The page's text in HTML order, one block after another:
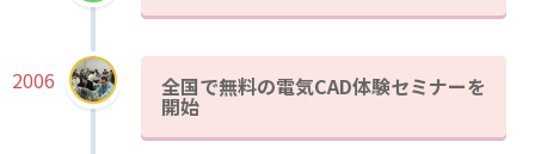
全国で無料の電気CAD体験セミナーを
開始
2006